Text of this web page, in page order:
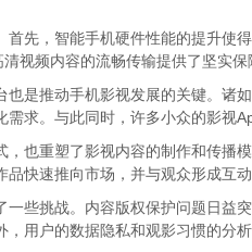
先，智能手机硬件性能的提升使
视频内容的流畅传输提供了坚实保
也是推动手机影视发展的关键。诸
求。与此同时，许多小众的影视
，也重塑了影视内容的制作和传播
快速推向市场，并与观众形成互
一些挑战。内容版权保护问题日益
用户的数据隐私和观影习惯的分